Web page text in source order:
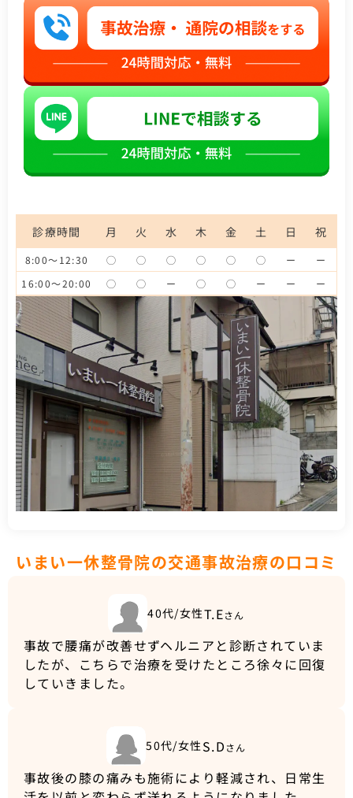
診療時間 月 火 水 木 金 土 日 祝
8:00～12:30 ◯ ◯ ◯ ◯ ◯ ◯ ー
ー
16:00～20:00
◯ ◯ ー ◯ ◯ ー ー ー
いまい一休整骨院の交通事故治療の口コミ
40代/女性T.Eさん
事故で腰痛が改善せずヘルニアと診断されていま
したが、こちらで治療を受けたところ徐々に回復
していきました。
50代/女性S.D さん
事故後の膝の痛みも施術により軽減され、日常生